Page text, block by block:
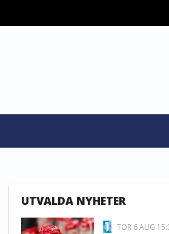
UTVALDA NYHETER
TOR 6 AUG